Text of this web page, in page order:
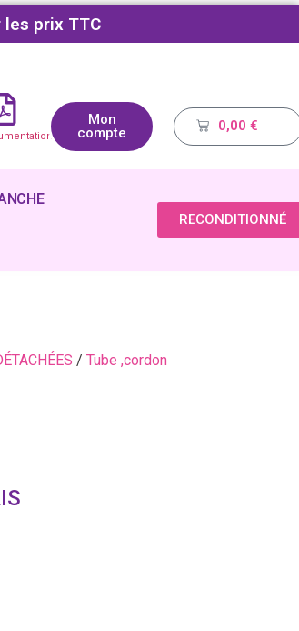
prix TTC
Mon
compte
0,00 €
RECONDITIONNÉ
/ Tube ,cordon